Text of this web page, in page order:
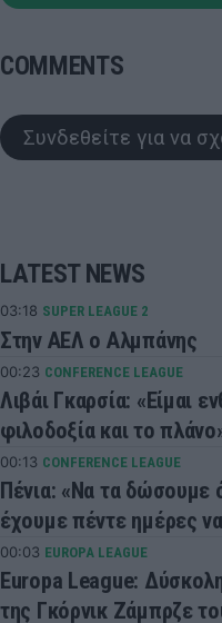
COMMENTS
Συνδεθείτε για να
LATEST NEWS
03:18 SUPER LEAGUE 2
Στην ΑΕΛ ο Αλμπάνης
00:23 CONFERENCE LEAGUE
Λιβάι Γκαρσία: «Είμαι
φιλοδοξία και το
00:13 CONFERENCE LEAGUE
Πένια: «Να τα δώσουμε
έχουμε πέντε ημέρες
00:03 EUROPA LEAGUE
Europa League:
της Γκόρνικ Ζάμπρζε